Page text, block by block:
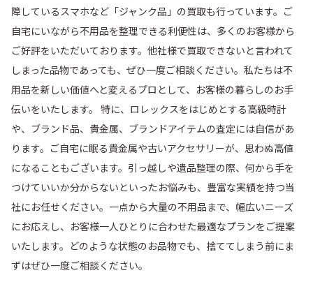
障しているスマホなど「ジャンク品」の買取も行っています。ご
自宅にいながら不用品を整理できる利便性は、多くのお客様から
ご好評をいただいております。他社様で買取できないと言われて
しまった品物であっても、ぜひ一度ご相談ください。私たちは不
用品を新しい価値へと変えるプロとして、お客様の暮らしのお手
伝いをいたします。 特に、ロレックスをはじめとする高級時計
や、ブランド品、貴金属、ブランドアイテムの査定には自信があ
ります。ご自宅に眠る貴金属や古いアクセサリーが、思わぬ高値
になることもございます。引っ越しや遺品整理の際、何から手を
つけていいか分からないといったお悩みも、豊富な実績を持つ当
社にお任せください。一点から大量の不用品まで、幅広いニーズ
にお応えし、お客様一人ひとりに合わせた最適なプランをご提案
いたします。どのような状態のお品物でも、捨ててしまう前にま
ずはぜひ一度ご相談ください。